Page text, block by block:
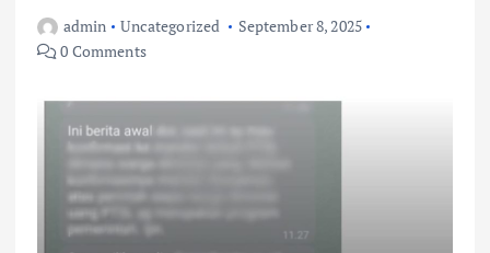
admin Uncategorized
September 8, 2025
0 Comments